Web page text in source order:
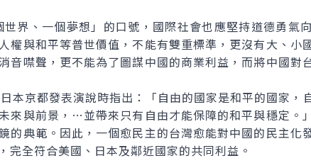
、一個夢想」的口號，國際社會也應堅持道德勇氣
權與和平等普世價值，不能有雙重標準，更沒有大、小
音噤聲，更不能為了圖謀中國的商業利益，而將中國對
京都發表演說時指出：「自由的國家是和平的國家，
來與前景，…並帶來只有自由才能保障的和平與穩定。
的典範。因此，一個愈民主的台灣愈能對中國的民主化
完全符合美國、日本及鄰近國家的共同利益。